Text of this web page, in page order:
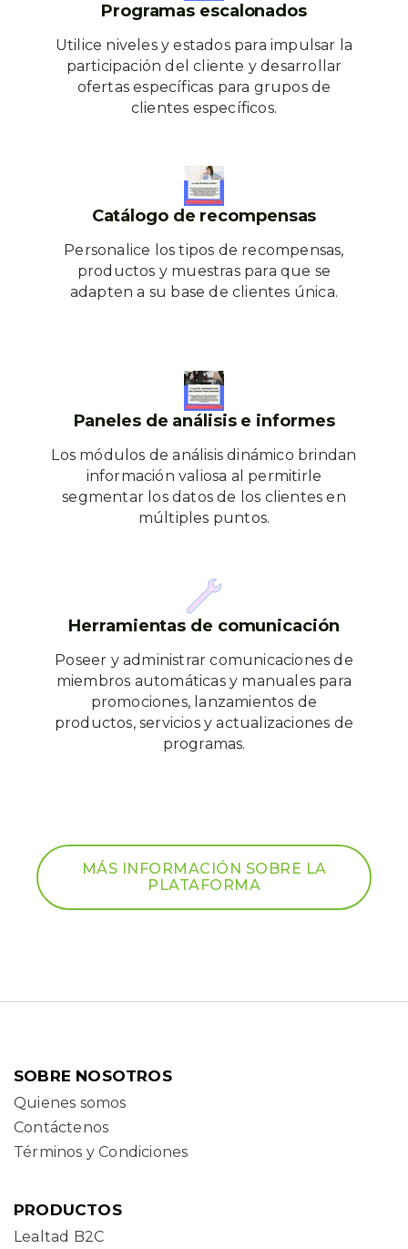
Programas escalonados
Utilice niveles y estados para impulsar la
participación del cliente y desarrollar
ofertas específicas para grupos de
clientes específicos.
Catálogo de recompensas
Personalice los tipos de recompensas,
productos y muestras para que se
adapten a su base de clientes única.
Paneles de análisis e informes
Los módulos de análisis dinámico brindan
información valiosa al permitirle
segmentar los datos de los clientes en
múltiples puntos.
Herramientas de comunicación
Poseer y administrar comunicaciones de
miembros automáticas y manuales para
promociones, lanzamientos de
productos, servicios y actualizaciones de
programas.
MÁS INFORMACIÓN SOBRE LA
PLATAFORMA
SOBRE NOSOTROS
Quienes somos
Contáctenos
Términos y Condiciones
PRODUCTOS
Lealtad B2C